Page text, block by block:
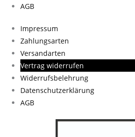
AGB
Impressum
Zahlungsarten
Versandarten
Vertrag widerrufen
Widerrufsbelehrung
Datenschutzerklärung
AGB